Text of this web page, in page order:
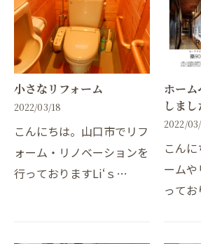
小さなリフォーム
2022/03/18
こんにちは。山口市でリフ
ォーム・リノベーションを
行っておりますLi‘ｓ
ホー
しまし
2022/
こん
ーム
って